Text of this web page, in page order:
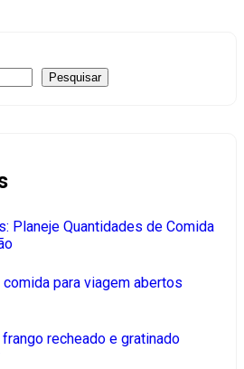
Pesquisar
Planeje Quantidades de Comida
para viagem abertos
recheado e gratinado